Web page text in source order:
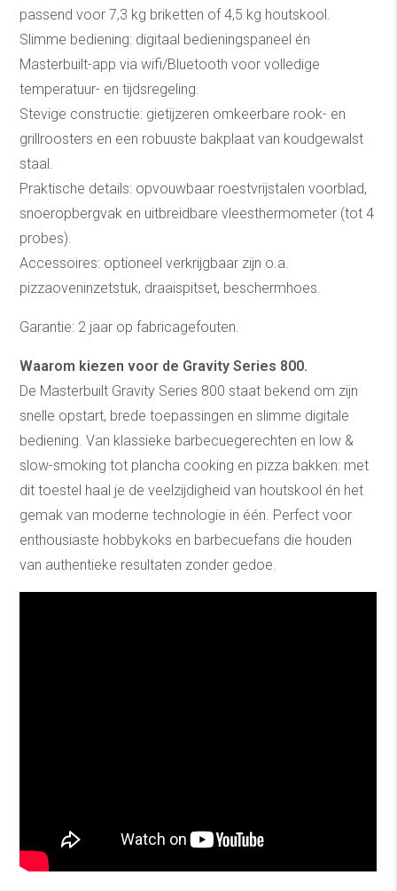
passend voor 7,3 kg briketten of 4,5 kg houtskool.
Slimme bediening: digitaal bedieningspaneel én
Masterbuilt-app via wifi/Bluetooth voor volledige
temperatuur- en tijdsregeling.
Stevige constructie: gietijzeren omkeerbare rook- en
grillroosters en een robuuste bakplaat van koudgewalst
staal.
Praktische details: opvouwbaar roestvrijstalen voorblad,
snoeropbergvak en uitbreidbare vleesthermometer (tot 4
probes).
Accessoires: optioneel verkrijgbaar zijn o.a.
pizzaoveninzetstuk, draaispitset, beschermhoes.
Garantie: 2 jaar op fabricagefouten.
Waarom kiezen voor de Gravity Series 800.
De Masterbuilt Gravity Series 800 staat bekend om zijn
snelle opstart, brede toepassingen en slimme digitale
bediening. Van klassieke barbecuegerechten en low &
slow-smoking tot plancha cooking en pizza bakken: met
dit toestel haal je de veelzijdigheid van houtskool én het
gemak van moderne technologie in één. Perfect voor
enthousiaste hobbykoks en barbecuefans die houden
van authentieke resultaten zonder gedoe.